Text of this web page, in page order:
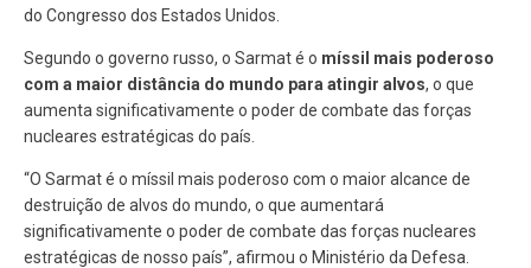
do Congresso dos Estados Unidos.
Segundo o governo russo, o Sarmat é o míssil mais poderoso
com a maior distância do mundo para atingir alvos, o que
aumenta significativamente o poder de combate das forças
nucleares estratégicas do país.
“O Sarmat é o míssil mais poderoso com o maior alcance de
destruição de alvos do mundo, o que aumentará
significativamente o poder de combate das forças nucleares
estratégicas de nosso país”, afirmou o Ministério da Defesa.